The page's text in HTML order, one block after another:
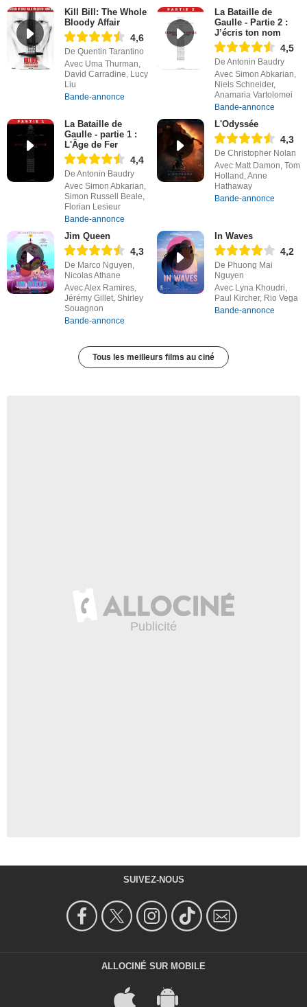
Kill Bill: The Whole
Bloody Affair
4,6
De Quentin Tarantino
Avec Uma Thurman,
David Carradine, Lucy
Liu
Bande-annonce
La Bataille de
Gaulle - Partie 2 :
J’écris ton nom
4,5
De Antonin Baudry
Avec Simon Abkarian,
Niels Schneider,
Anamaria Vartolomei
Bande-annonce
La Bataille de
Gaulle - partie 1 :
L'Âge de Fer
4,4
De Antonin Baudry
Avec Simon Abkarian,
Simon Russell Beale,
Florian Lesieur
Bande-annonce
L'Odyssée
4,3
De Christopher Nolan
Avec Matt Damon, Tom
Holland, Anne
Hathaway
Bande-annonce
Jim Queen
4,3
De Marco Nguyen,
Nicolas Athane
Avec Alex Ramires,
Jérémy Gillet, Shirley
Souagnon
Bande-annonce
In Waves
4,2
De Phuong Mai
Nguyen
Avec Lyna Khoudri,
Paul Kircher, Rio Vega
Bande-annonce
Tous les meilleurs films au ciné
SUIVEZ-NOUS
ALLOCINÉ SUR MOBILE